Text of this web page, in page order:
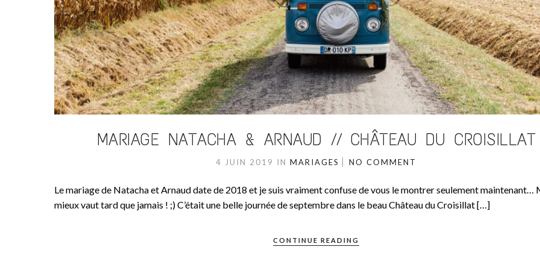
MARIAGE NATACHA & ARNAUD // CHÂTEAU DU CROISILLAT
4 JUIN 2019 INMARIAGES NO COMMENT
Le mariage de Natacha et Arnaud date de 2018 et je suis vraiment confuse de vous le montrer seulement maintenant…
mieux vaut tard que jamais ! ;) C’était une belle journée de septembre dans le beau Château du Croisillat […]
CONTINUE READING